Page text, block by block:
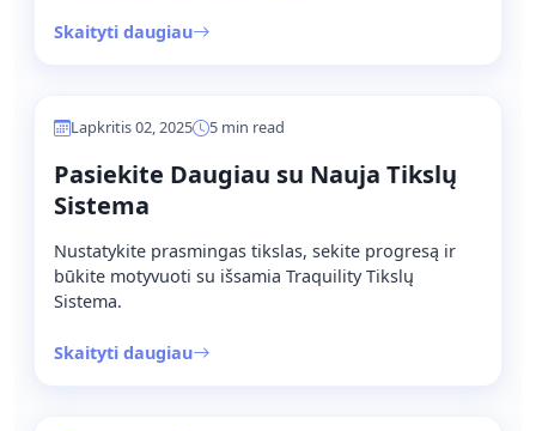
Skaityti daugiau
Lapkritis 02, 2025 5 min read
Pasiekite Daugiau su Nauja Tikslų
Sistema
Nustatykite prasmingas tikslas, sekite progresą ir
būkite motyvuoti su išsamia Traquility Tikslų
Sistema.
Skaityti daugiau